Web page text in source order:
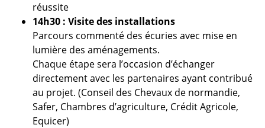
réussite
14h30 : Visite des installations
Parcours commenté des écuries avec mise en
lumière des aménagements.
Chaque étape sera l’occasion d’échanger
directement avec les partenaires ayant contribué
au projet. (Conseil des Chevaux de normandie,
Safer, Chambres d’agriculture, Crédit Agricole,
Equicer)